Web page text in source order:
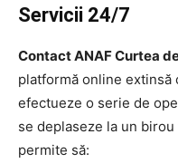
Servicii 24/7
Contact ANAF Curtea
platformă online
efectueze o serie de
se deplaseze la un
permite să: